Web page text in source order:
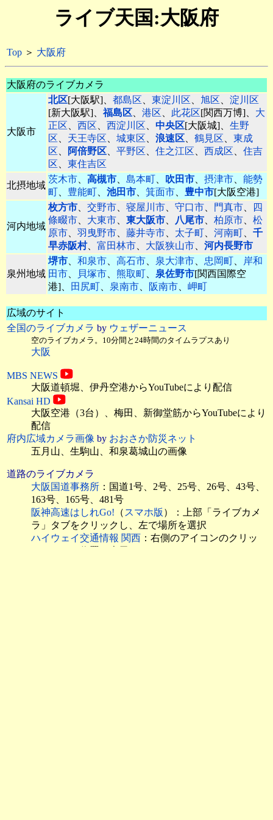
ライブ天国:大阪府
Top ＞ 大阪府
大阪府のライブカメラ
大阪市
北区[大阪駅]、 都島区、 東淀川区、 旭区、 淀川区
[新大阪駅]、 福島区、 港区、 此花区[関西万博]、 大
正区、 西区、 西淀川区、 中央区[大阪城]、 生野
区、 天王寺区、 城東区、 浪速区、 鶴見区、 東成
区、 阿倍野区、 平野区、 住之江区、 西成区、 住吉
区、 東住吉区
北摂地域
茨木市、 高槻市、 島本町、 吹田市、 摂津市、 能勢
町、 豊能町、 池田市、 箕面市、 豊中市[大阪空港]
河内地域
枚方市、 交野市、 寝屋川市、 守口市、 門真市、
四
條畷市、 大東市、 東大阪市、 八尾市、 柏原市、 松
原市、 羽曳野市、 藤井寺市、 太子町、 河南町、 千
早赤阪村、 富田林市、 大阪狭山市、 河内長野市
泉州地域
堺市、 和泉市、 高石市、 泉大津市、 忠岡町、
岸和
田市、 貝塚市、 熊取町、 泉佐野市[関西国際空
港]、
田尻町、 泉南市、 阪南市、 岬町
広域のサイト
全国のライブカメラ by ウェザーニュース
空のライブカメラ。10分間と24時間のタイムラプスあり
大阪
MBS NEWS
大阪道頓堀、伊丹空港からYouTubeにより配信
Kansai HD
大阪空港（3台）、梅田、新御堂筋からYouTubeにより
配信
府内広域カメラ画像 by おおさか防災ネット
五月山、生駒山、和泉葛城山の画像
道路のライブカメラ
大阪国道事務所 ：国道1号、2号、25号、26号、43号、
163号、165号、481号
阪神高速はしれGo! （スマホ版 ）：上部「ライブカメ
ラ」タブをクリックし、左で場所を選択
ハイウェイ交通情報 関西 ：右側のアイコンのクリッ